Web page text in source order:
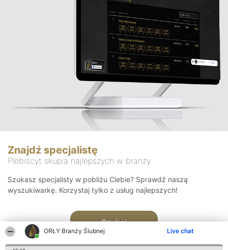
ORŁY Branży Ślubnej Live chat
Znajdź specjalistę
Plebiscyt skupia najlepszych w branży
Szukasz specjalisty w pobliżu Ciebie? Sprawdź naszą
wyszukiwarkę. Korzystaj tylko z usług najlepszych!
Szukaj